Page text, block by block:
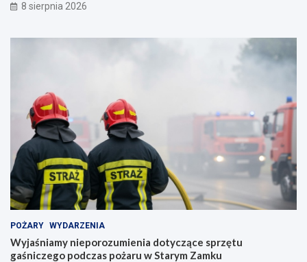
8 sierpnia 2026
POŻARY WYDARZENIA
Wyjaśniamy nieporozumienia dotyczące sprzętu
gaśniczego podczas pożaru w Starym Zamku